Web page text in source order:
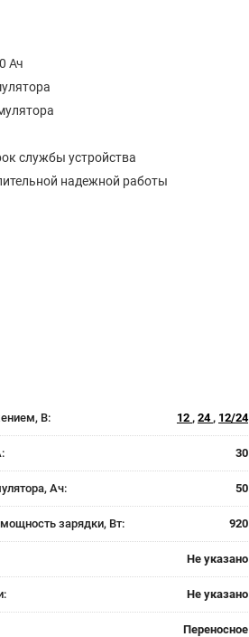
Ач
службы устройства
надежной работы
В: 12 , 24, 12/24
30
Ач: 50
зарядки, Вт: 920
Не указано
Не указано
Переносное